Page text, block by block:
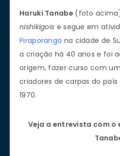
Haruki Tanabe (foto
nishikigois e segue em
Piraporanga na cidade de
a criação há 40 anos e foi
origem, fazer curso com
criadores de carpas do
1970.
Veja a entrevista com o